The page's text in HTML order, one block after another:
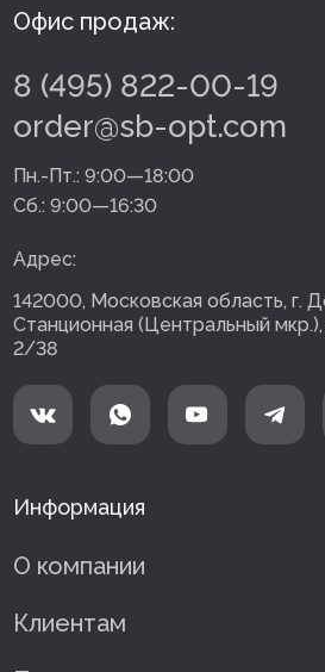
Офис продаж:
8 (495) 822-00-19
order@sb-opt.com
Пн.-Пт.: 9:00—18:00
Сб.: 9:00—16:30
Адрес:
142000, Московская область, г.
Станционная (Центральный
2/38
Информация
О компании
Клиентам